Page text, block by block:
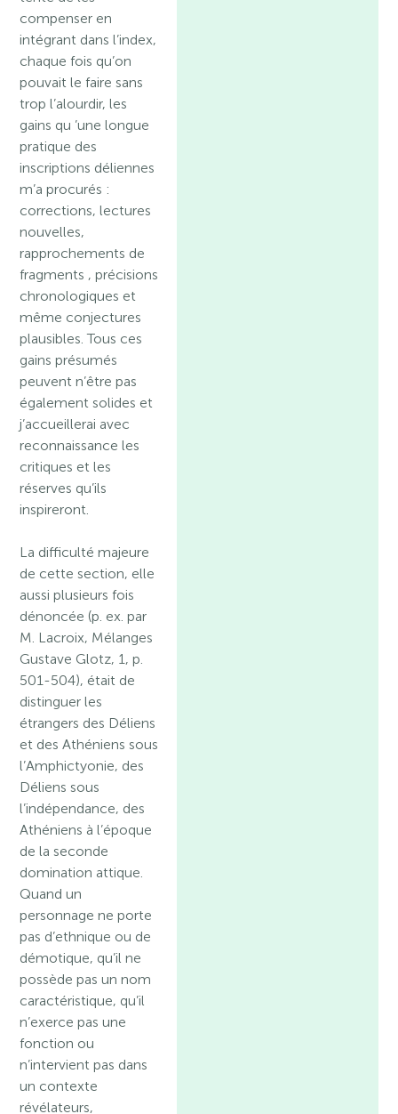
compenser en
intégrant dans l’index,
chaque fois qu’on
pouvait le faire sans
trop l’alourdir, les
gains qu ’une longue
pratique des
inscriptions déliennes
m’a procurés :
corrections, lectures
nouvelles,
rapprochements de
fragments , précisions
chronologiques et
même conjectures
plausibles. Tous ces
gains présumés
peuvent n’être pas
également solides et
j’accueillerai avec
reconnaissance les
critiques et les
réserves qu’ils
inspireront.
La difficulté majeure
de cette section, elle
aussi plusieurs fois
dénoncée (p. ex. par
M. Lacroix, Mélanges
Gustave Glotz, 1, p.
501-504), était de
distinguer les
étrangers des Déliens
et des Athéniens sous
l’Amphictyonie, des
Déliens sous
l’indépendance, des
Athéniens à l’époque
de la seconde
domination attique.
Quand un
personnage ne porte
pas d’ethnique ou de
démotique, qu’il ne
possède pas un nom
caractéristique, qu’il
n’exerce pas une
fonction ou
n’intervient pas dans
un contexte
révélateurs,